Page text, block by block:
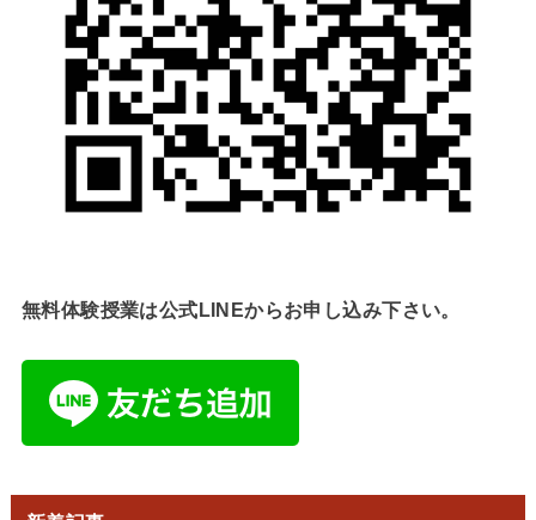
無料体験授業は公式LINEからお申し込み下さい。